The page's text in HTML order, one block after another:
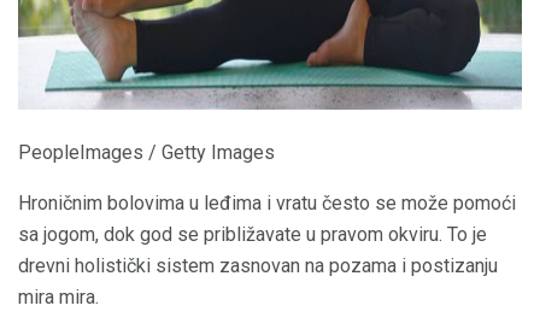
PeopleImages / Getty Images
Hroničnim bolovima u leđima i vratu često se može pomoći
sa jogom, dok god se približavate u pravom okviru. To je
drevni holistički sistem zasnovan na pozama i postizanju
mira mira.